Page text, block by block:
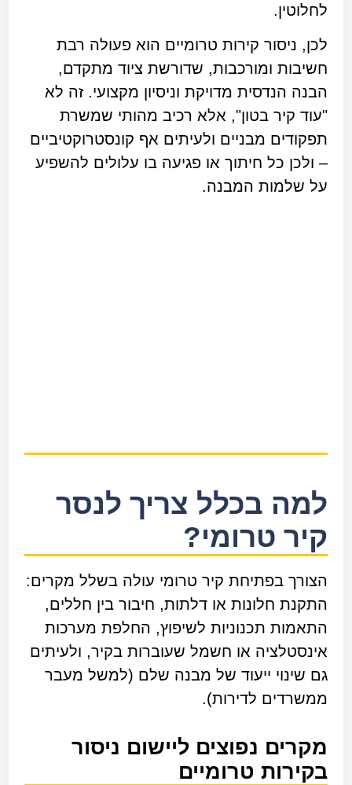
לחלוטין.
לכן, ניסור קירות טרומיים הוא פעולה רבת
חשיבות ומורכבות, שדורשת ציוד מתקדם,
הבנה הנדסית מדויקת וניסיון מקצועי. זה לא
"עוד קיר בטון", אלא רכיב מהותי שמשרת
תפקודים מבניים ולעיתים אף קונסטרוקטיביים
– ולכן כל חיתוך או פגיעה בו עלולים להשפיע
על שלמות המבנה.
למה בכלל צריך לנסר
קיר טרומי?
הצורך בפתיחת קיר טרומי עולה בשלל מקרים:
התקנת חלונות או דלתות, חיבור בין חללים,
התאמות תכנוניות לשיפוץ, החלפת מערכות
אינסטלציה או חשמל שעוברות בקיר, ולעיתים
גם שינוי ייעוד של מבנה שלם (למשל מעבר
ממשרדים לדירות).
מקרים נפוצים ליישום ניסור
בקירות טרומיים
ניסור בטון בתל אביב
ניסור גגות בטון
ניסור גדר בטון
ניסור דלת בטון
ניסור חגורת בטון
ניסור חלונות
ניסור מדרגות בטון